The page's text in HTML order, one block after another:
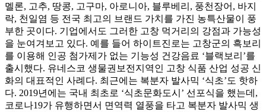
멜론, 고추, 땅콩, 고구마, 아로니아, 블루베리, 풍천장어, 바지
락, 천일염 등 전국 최고의 브랜드 가치를 가진 농특산물이 풍
부한 곳이다. 기업에서도 그러한 고창 먹거리의 강점과 가능성
을 눈여겨보고 있다. 예를 들어 하이트진로는 고창군의 흑보리
를 이용해 인공 첨가제가 없는 기능성 건강음료 ‘블랙보리’를
출시했다. 유네스코 생물권보전지역인 고창 식품 산업 성공 신
화의 대표적인 사례다. 최근에는 복분자 발사믹 ‘식초’도 핫하
다. 2019년에는 국내 최초로 ‘식초문화도시’ 선포식을 했는데,
코로나19가 유행하면서 면역력 열풍을 타고 복분자 발사믹 생